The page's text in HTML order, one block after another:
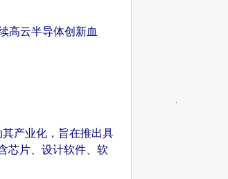
高云半导体创新血
产业化，旨在推出具
芯片、设计软件、软